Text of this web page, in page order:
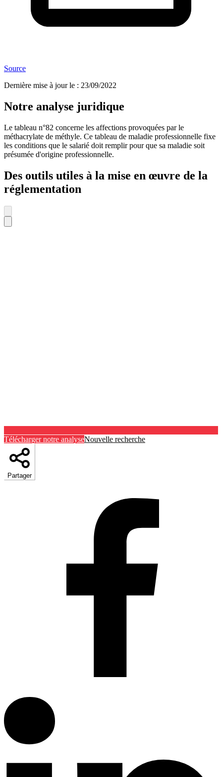
Source
Dernière mise à jour le : 23/09/2022
Notre analyse juridique
Le tableau n°82 concerne les affections provoquées par le
méthacrylate de méthyle. Ce tableau de maladie professionnelle fixe
les conditions que le salarié doit remplir pour que sa maladie soit
présumée d'origine professionnelle.
Des outils utiles à la mise en œuvre de la
réglementation
Télécharger notre analyseNouvelle recherche
Partager